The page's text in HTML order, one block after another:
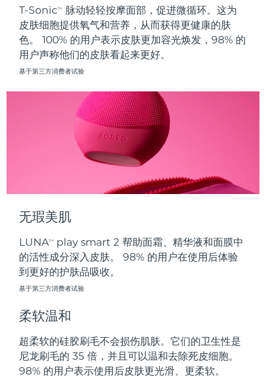
T-SonicTM
脉动轻轻按摩面部，促进微循环。这为
皮肤细胞提供氧气和营养，从而获得更健康的肤
色。 100% 的用户表示皮肤更加容光焕发，98% 的
用户声称他们的皮肤看起来更好。
基于第三方消费者试验
无瑕美肌
LUNATM
play smart 2 帮助面霜、精华液和面膜中
的活性成分深入皮肤。 98% 的用户在使用后体验
到更好的护肤品吸收。
基于第三方消费者试验
柔软温和
超柔软的硅胶刷毛不会损伤肌肤。它们的卫生性是
尼龙刷毛的 35 倍，并且可以温和去除死皮细胞。
98% 的用户表示使用后皮肤更光滑、更柔软。
波兰 预计送达日期10/08/2026
葡萄牙 预计送达日期
预计送达日期
预计送达日期
俄罗斯 预计送达日期17/08/2026
沙特阿拉伯
新加坡 预计送达日期11/08/2026
斯洛伐克
南非 预计送达日期
韩国 预计送达日期11/08/2026